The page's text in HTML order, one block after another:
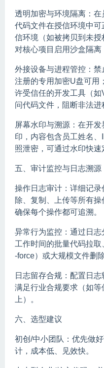
透明加密与环境隔离：在
代码文件在授信环境中
信环境（如被拷贝到未
对核心项目启用沙盒隔离
外接设备与进程管控：
注册的专用加密U盘可用
许受信任的开发工具（
问代码文件，阻断非法进
屏幕水印与溯源：在开
印，内容包含员工姓名
照泄密，可通过水印快速
五、审计监控与日志溯源
操作日志审计：详细记
除、复制、上传等所有操
确保每个操作都可追溯。
异常行为监控：通过日
工作时间的批量代码拉
-force）或大规模文件删
日志留存合规：配置日
满足行业合规要求（如
上）。
六、选型建议
初创/中小团队：优先做
计，成本低、见效快。